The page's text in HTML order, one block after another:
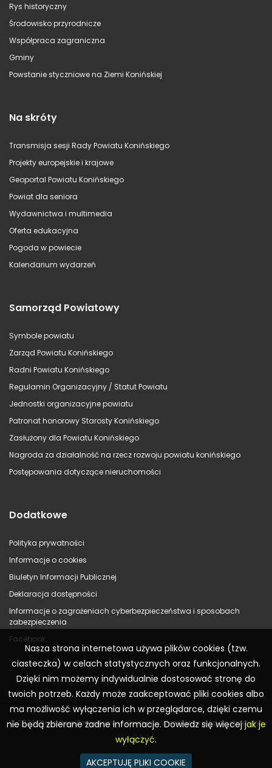
Rys historyczny
Środowisko przyrodnicze
Współpraca zagraniczna
Gminy
Powstanie styczniowe na Ziemi Konińskiej
Na skróty
Transmisja sesji Rady Powiatu Konińskiego
Projekty europejskie i krajowe
Geoportal Powiatu Konińskiego
Powiat dla seniora
Wydawnictwa i multimedia
Oferta edukacyjna
Pogoda w powiecie
Kalendarium wydarzeń
Samorząd Powiatowy
Symbole powiatu
Zarząd Powiatu Konińskiego
Radni Powiatu Konińskiego
Regulamin Organizacyjny / Statut Powiatu
Jednostki organizacyjne powiatu
Patronat honorowy Starosty Konińskiego
Zasłużony dla Powiatu Konińskiego
Nagroda za działalność na rzecz rozwoju powiatu konińskiego
Postępowania dotyczące nieruchomości
Dodatkowe
Polityka prywatności
Informacje o cookies
Biuletyn Informacji Publicznej
Deklaracja dostępności
Informacje o zagrożeniach cyberbezpieczeństwa i sposobach
zabezpieczenia
Facebook
© 2023 Starostwo Powiatowe w Koninie – Wszelkie prawa zastrzeżone
Realizacja:WR Consulting
Nasza strona internetowa używa plików cookies (tzw.
ciasteczka) w celach statystycznych oraz funkcjonalnych.
Dzięki nim możemy indywidualnie dostosować stronę do
twoich potrzeb. Każdy może zaakceptować pliki cookies albo
ma możliwość wyłączenia ich w przeglądarce, dzięki czemu
nie będą zbierane żadne informacje. Dowiedz się więcejjak je
wyłączyć.
AKCEPTUJĘ PLIKI COOKIE